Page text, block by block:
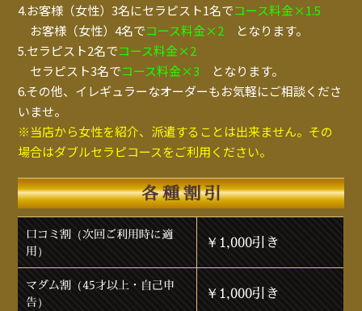
4.お客様（女性）3名にセラピスト1名でコース料金×1.5
お客様（女性）4名でコース料金×2 となります。
5.セラピスト2名でコース料金×2
セラピスト3名でコース料金×3 となります。
6.その他、イレギュラーなオーダーもお気軽にご相談くださ
いませ。
※当店から女性を紹介、派遣することは出来ません。その
場合はダブルセラピコースをご利用ください。
各種割引
口コミ割（次回ご利用時に適
用）
￥1,000引き
マダム割（45才以上・自己申
告）
￥1,000引き